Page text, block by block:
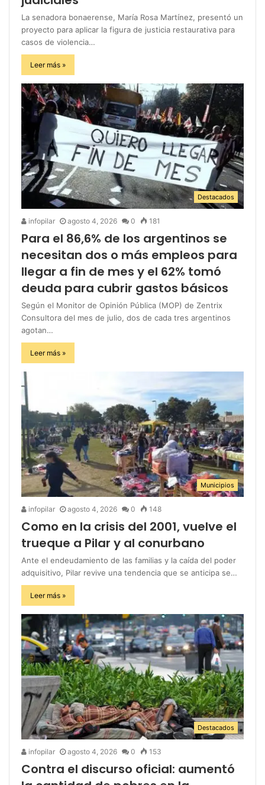
La senadora bonaerense, María Rosa Martínez, presentó un
proyecto para aplicar la figura de justicia restaurativa para
casos de violencia…
Leer más »
Destacados
infopilar agosto 4, 2026 0 181
Para el 86,6% de los argentinos se
necesitan dos o más empleos para
llegar a fin de mes y el 62% tomó
deuda para cubrir gastos básicos
Según el Monitor de Opinión Pública (MOP) de Zentrix
Consultora del mes de julio, dos de cada tres argentinos
agotan…
Leer más »
Municipios
infopilar agosto 4, 2026 0 148
Como en la crisis del 2001, vuelve el
trueque a Pilar y al conurbano
Ante el endeudamiento de las familias y la caída del poder
adquisitivo, Pilar revive una tendencia que se anticipa se…
Leer más »
Destacados
infopilar agosto 4, 2026 0 153
Contra el discurso oficial: aumentó